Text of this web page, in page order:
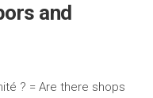
and
? = Are there shops